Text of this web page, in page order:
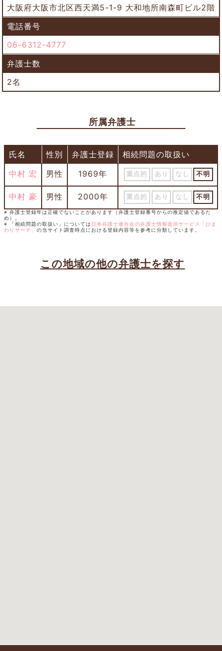
大阪府大阪市北区西天満5-1-9 大和地所南森町ビル2階
電話番号
06-6312-4777
弁護士数
2名
所属弁護士
氏名 性別 弁護士登録
相続問題の取扱い
中村 宏
男性 1969年 重点的 あり なし 不明
中村 豪 男性 2000年 重点的 あり なし 不明
※ 弁護士登録年は正確でないことがあります（弁護士登録番号からの推定値であるた
め）。
※ 「相続問題の取扱い」については 日本弁護士連合会の弁護士情報提供サービス「ひま
わりサーチ」 の当サイト調査時点における登録内容等を参考に分類しています。
この地域の他の弁護士を探す